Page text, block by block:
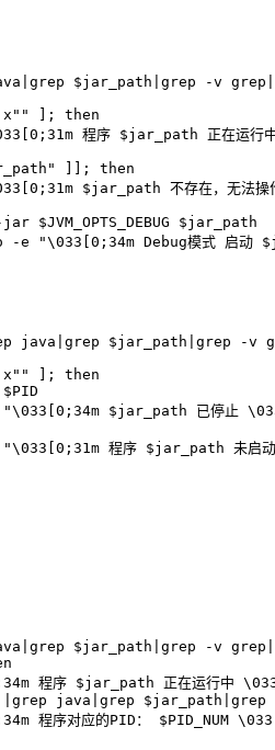
grep $jar_path grep -v grep
x "" ;
then
[0;31m 程序 $jar_path 正在运行
" ;
then
[0;31m $jar_path 不存在，无法
jar $JVM_OPTS_DEBUG
$jar_path
-e "\033 [0;34m Debug模式 启动
java grep $jar_path grep -v
x "" ;
then
$PID
"\033 [0;34m $jar_path 已停止
"\033 [0;31m 程序 $jar_path 未启
grep $jar_path grep -v grep
程序 $jar_path 正在运行中
grep java grep $jar_path grep
程序对应的PID： $PID_NUM \033